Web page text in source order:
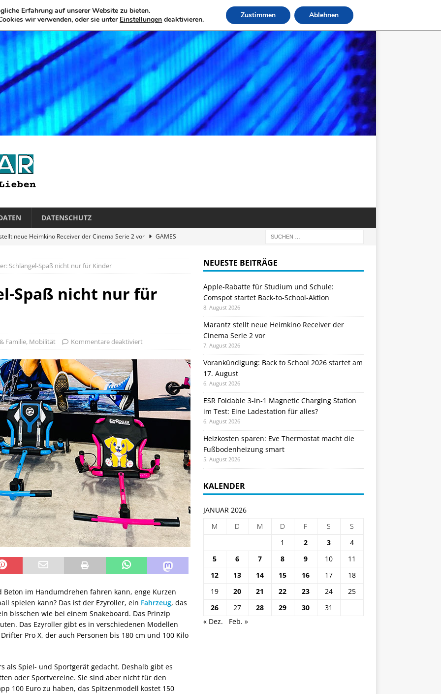
DATENSCHUTZ
neue Heimkino Receiver der Cinema Serie 2 vor
GAMES
3-in-1 Magnetic Charging Station im Test: Eine Ladestation für
sparen: Eve Thermostat macht die Fußbodenheizung smart
für Studium und Schule: Comspot startet Back-to-School-
Schlängel-Spaß nicht nur für Kinder
Spaß nicht nur für
Familie, Mobilität Kommentare deaktiviert
im Handumdrehen fahren kann, enge Kurzen
spielen kann? Das ist der Ezyroller, ein Fahrzeug, das
bisschen wie bei einem Snakeboard. Das Prinzip
Das Ezyroller gibt es in verschiedenen Modellen
Pro X, der auch Personen bis 180 cm und 100 Kilo
als Spiel- und Sportgerät gedacht. Deshalb gibt es
oder Sportvereine. Sie sind aber nicht für den
100 Euro zu haben, das Spitzenmodell kostet 150
NEUESTE BEITRÄGE
Apple-Rabatte für Studium und Schule:
Comspot startet Back-to-School-Aktion
8. August 2026
Marantz stellt neue Heimkino Receiver der
Cinema Serie 2 vor
7. August 2026
Vorankündigung: Back to School 2026 startet am
17. August
6. August 2026
ESR Foldable 3-in-1 Magnetic Charging Station
im Test: Eine Ladestation für alles?
6. August 2026
Heizkosten sparen: Eve Thermostat macht die
Fußbodenheizung smart
5. August 2026
KALENDER
JANUAR 2026
M
D M D F S
S
1
2 3
4
5
6 7 8 9 10
11
12
13 14 15 16 17
18
19
20 21 22 23 24
25
26
27 28 29 30
31
« Dez.
Feb. »
Erfahrung auf unserer Website zu bieten.
wir verwenden, oder sie unter Einstellungen deaktivieren. Zustimmen Ablehnen